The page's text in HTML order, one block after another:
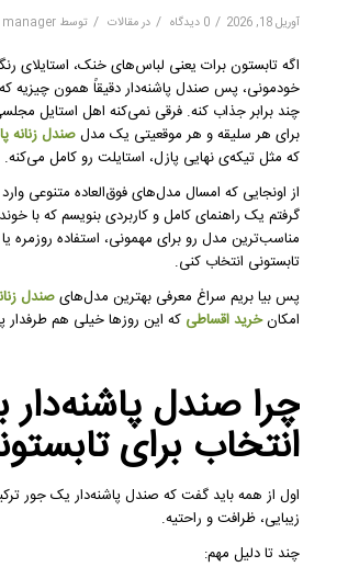
آوریل 18, 2026 / 0 دیدگاه / درمقالات / توسط manager
اگه تابستون برات یعنی لباس‌های خنک، استایلای
خودمونی، پس صندل پاشنه‌دار دقیقاً همون چیزیه
چند برابر جذاب کنه. فرقی نمی‌کنه اهل استایل
برای هر سلیقه و هر موقعیتی یک مدلصندل زنانه
که مثل تیکه‌ی نهایی پازل، استایلت رو کامل می‌کنه.
از اونجایی که امسال مدل‌های فوق‌العاده متنوعی
گرفتم یک راهنمای کامل و کاربردی بنویسم که با
مناسب‌ترین مدل رو برای مهمونی، استفاده روزمره
تابستونی انتخاب کنی.
پس بیا بریم سراغ معرفی بهترین مدل‌هایصندل
امکانخرید اقساطی که این روزها خیلی هم طرفدار
چرا صندل پاشنه‌دار
انتخاب برای
اول از همه باید گفت که صندل پاشنه‌دار یک جور
زیبایی، ظرافت و راحتیه.
چند تا دلیل مهم: